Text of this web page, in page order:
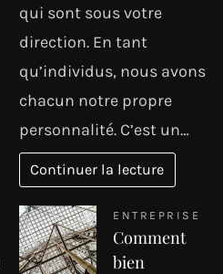
qui sont sous votre
direction. En tant
qu’individus, nous avons
chacun notre propre
personnalité. C’est un…
Continuer la lecture
ENTREPRISE
Comment
bien